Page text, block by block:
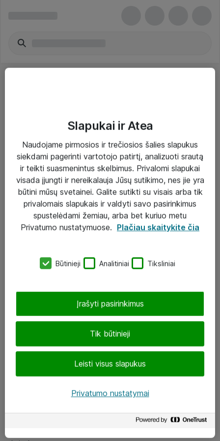
Paslaugos
Sprendimai
Įgyvendinti projektai
Atea ekspertų patarimai verslui
eShop@atea.lt
LinkedIn
Slapukai ir Atea
Naudojame pirmosios ir trečiosios šalies slapukus
siekdami pagerinti vartotojo patirtį, analizuoti srautą
ir teikti suasmenintus skelbimus. Privalomi slapukai
visada įjungti ir nereikalauja Jūsų sutikimo, nes jie yra
būtini mūsų svetainei. Galite sutikti su visais arba tik
privalomais slapukais ir valdyti savo pasirinkimus
spustelėdami žemiau, arba bet kuriuo metu
Privatumo nustatymuose. Plačiau skaitykite čia
Būtinieji Analitiniai Tiksliniai
Tik būtinieji
Leisti visus slapukus
Įrašyti pasirinkimus
Privatumo nustatymai